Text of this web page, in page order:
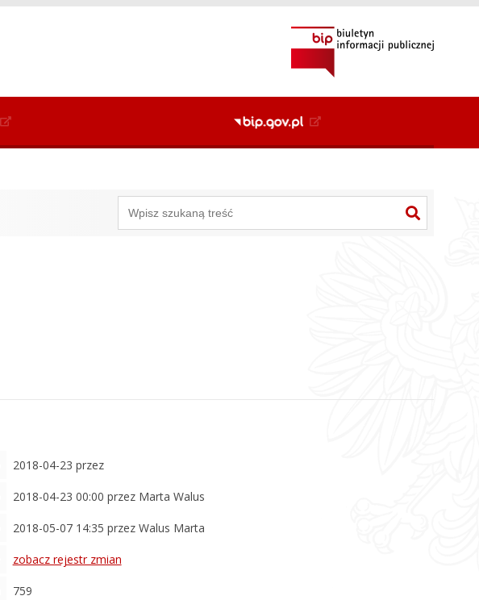
Przejdź do mapy serwisu Alt
2018-04-23 przez
2018-04-23 00:00 przez Marta Walus
2018-05-07 14:35 przez Walus Marta
zobacz rejestr zmian
759